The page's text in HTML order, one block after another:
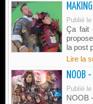
Publié
Ça fait
la post
Lire la
Publié
NOOB